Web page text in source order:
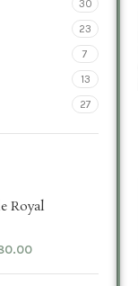
30
23
7
13
27
Royal